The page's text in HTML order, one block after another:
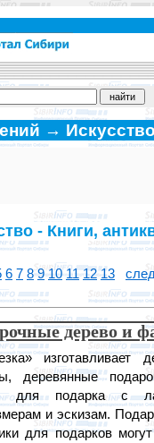
→
- Книги,
6 7 8 9 10 11 12 13
дерево и
изготавливает
деревянные
для подарка с
и эскизам.
для подарков